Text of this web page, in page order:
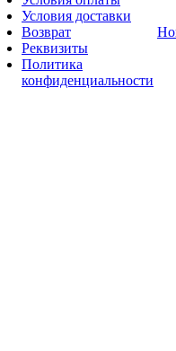
Условия доставки
Возврат
Реквизиты
Политика
конфиденциальности